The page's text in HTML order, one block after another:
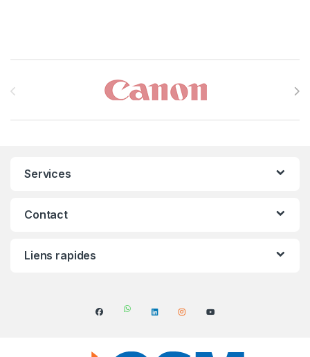
Services
Contact
Liens rapides